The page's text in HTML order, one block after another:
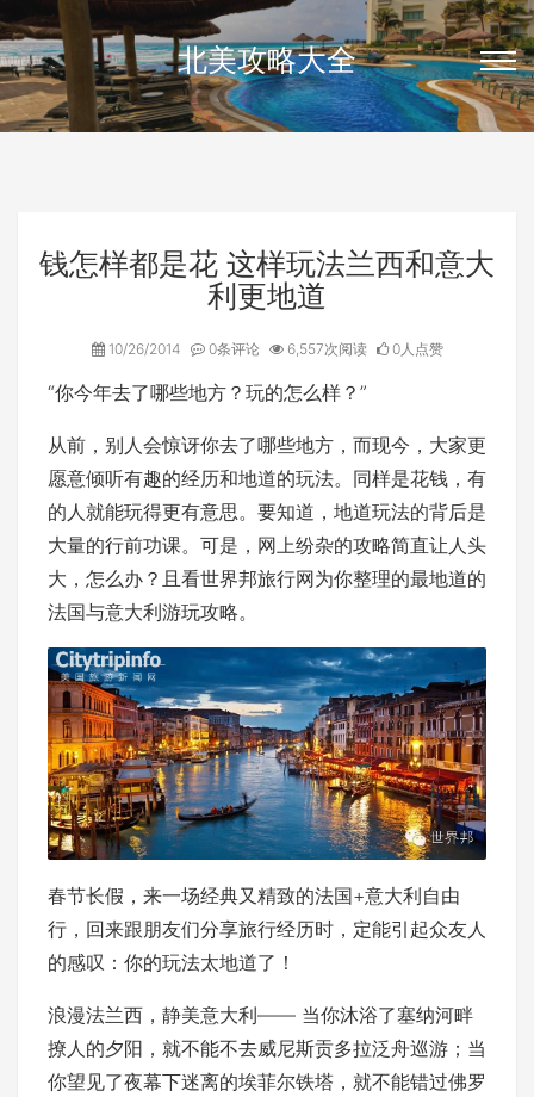
北美攻略大全
钱怎样都是花 这样玩法兰西和意大
利更地道
10/26/2014 0条评论 6,557次阅读 0人点赞
“你今年去了哪些地方？玩的怎么样？”
从前，别人会惊讶你去了哪些地方，而现今，大家更
愿意倾听有趣的经历和地道的玩法。同样是花钱，有
的人就能玩得更有意思。要知道，地道玩法的背后是
大量的行前功课。可是，网上纷杂的攻略简直让人头
大，怎么办？且看世界邦旅行网为你整理的最地道的
法国与意大利游玩攻略。
春节长假，来一场经典又精致的法国+意大利自由
行，回来跟朋友们分享旅行经历时，定能引起众友人
的感叹：你的玩法太地道了！
浪漫法兰西，静美意大利—— 当你沐浴了塞纳河畔
撩人的夕阳，就不能不去威尼斯贡多拉泛舟巡游；当
你望见了夜幕下迷离的埃菲尔铁塔，就不能错过佛罗